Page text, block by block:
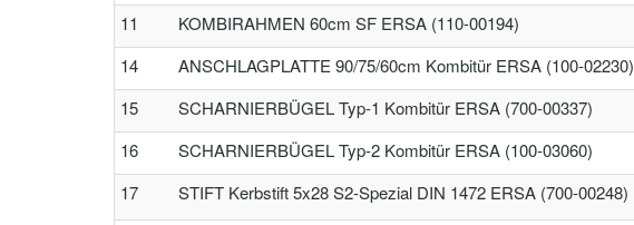
11 KOMBIRAHMEN 60cm SF ERSA (110-00194)
14 ANSCHLAGPLATTE 90/75/60cm Kombitür ERSA (100-02230)
15 SCHARNIERBÜGEL Typ-1 Kombitür ERSA (700-00337)
16 SCHARNIERBÜGEL Typ-2 Kombitür ERSA (100-03060)
17 STIFT Kerbstift 5x28 S2-Spezial DIN 1472 ERSA (700-00248)